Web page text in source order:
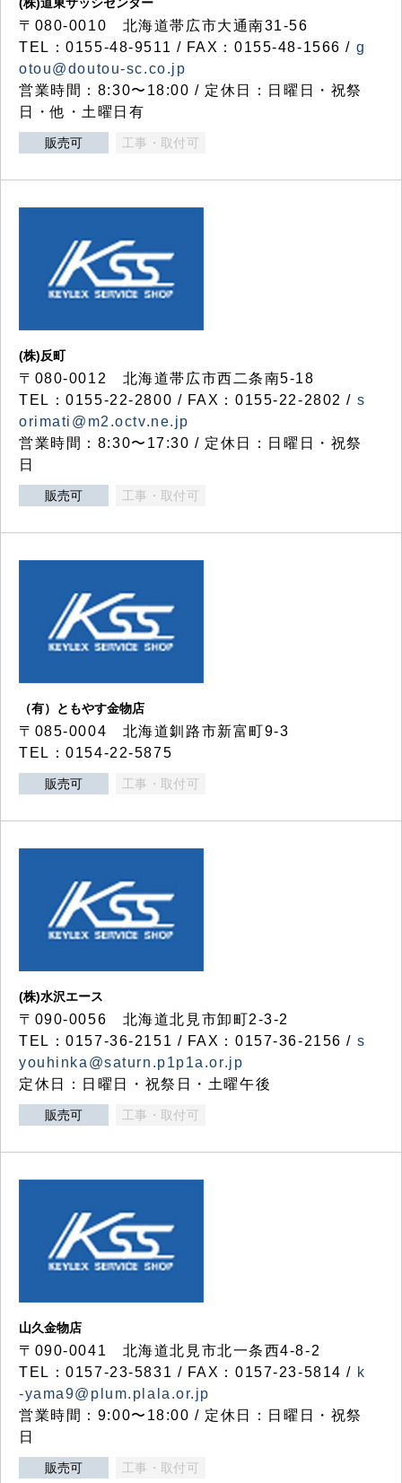
〒080-0010 北海道帯広市大通南31-56
TEL：0155-48-9511 / FAX：0155-48-1566 / g
otou@doutou-sc.co.jp
営業時間：8:30〜18:00 / 定休日：日曜日・祝祭
日・他・土曜日有
販売可 工事・取付可
(株)反町
〒080-0012 北海道帯広市西二条南5-18
TEL：0155-22-2800 / FAX：0155-22-2802 / s
orimati@m2.octv.ne.jp
営業時間：8:30〜17:30 / 定休日：日曜日・祝祭
日
販売可 工事・取付可
（有）ともやす金物店
〒085-0004 北海道釧路市新富町9-3
TEL：0154-22-5875
販売可 工事・取付可
(株)水沢エース
〒090-0056 北海道北見市卸町2-3-2
TEL：0157-36-2151 / FAX：0157-36-2156 / s
youhinka@saturn.p1p1a.or.jp
定休日：日曜日・祝祭日・土曜午後
販売可 工事・取付可
山久金物店
〒090-0041 北海道北見市北一条西4-8-2
TEL：0157-23-5831 / FAX：0157-23-5814 / k
-yama9@plum.plala.or.jp
営業時間：9:00〜18:00 / 定休日：日曜日・祝祭
日
販売可 工事・取付可